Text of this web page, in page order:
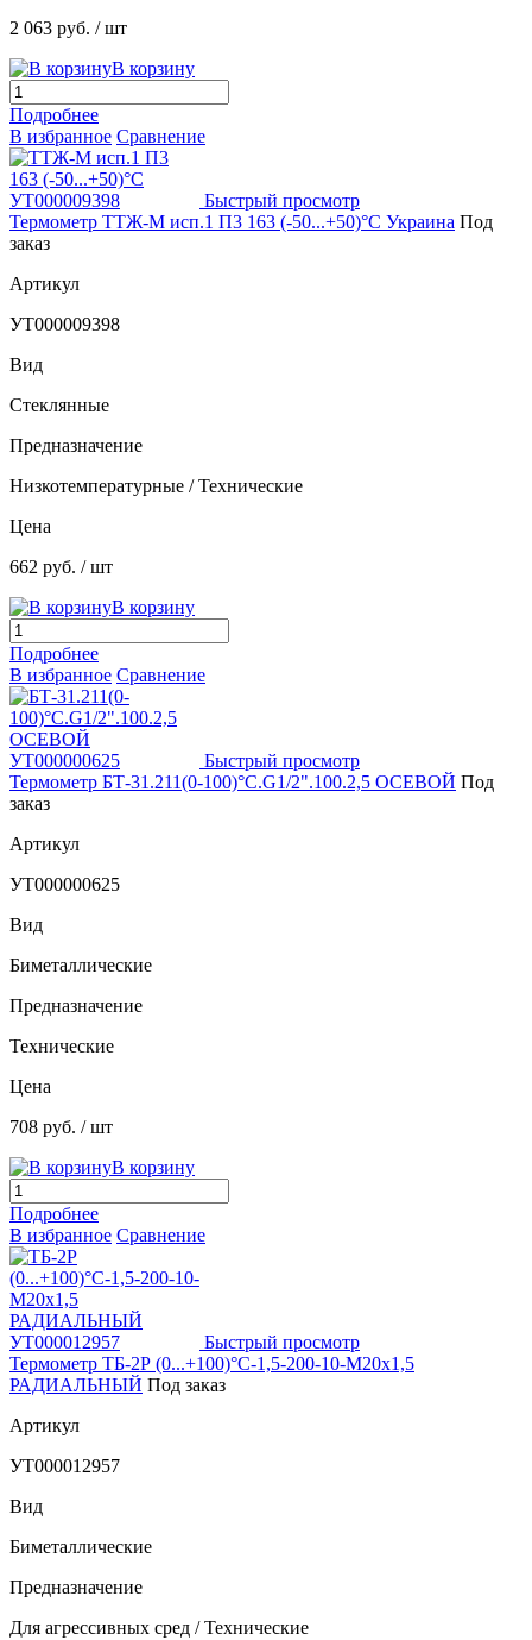
2 063 руб. / шт
В корзину
Подробнее
В избранное Сравнение
Быстрый просмотр
Термометр ТТЖ-М исп.1 П3 163 (-50...+50)°С Украина Под
заказ
Артикул
УТ000009398
Вид
Стеклянные
Предназначение
Низкотемпературные / Технические
Цена
662 руб. / шт
В корзину
Подробнее
В избранное Сравнение
Быстрый просмотр
Термометр БТ-31.211(0-100)°С.G1/2".100.2,5 ОСЕВОЙ Под
заказ
Артикул
УТ000000625
Вид
Биметаллические
Предназначение
Технические
Цена
708 руб. / шт
В корзину
Подробнее
В избранное Сравнение
Быстрый просмотр
Термометр ТБ-2Р (0...+100)°С-1,5-200-10-М20х1,5
РАДИАЛЬНЫЙ Под заказ
Артикул
УТ000012957
Вид
Биметаллические
Предназначение
Для агрессивных сред / Технические